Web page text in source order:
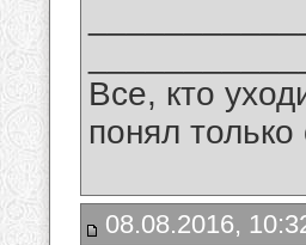
Все, кто
понял
08.08.2016,